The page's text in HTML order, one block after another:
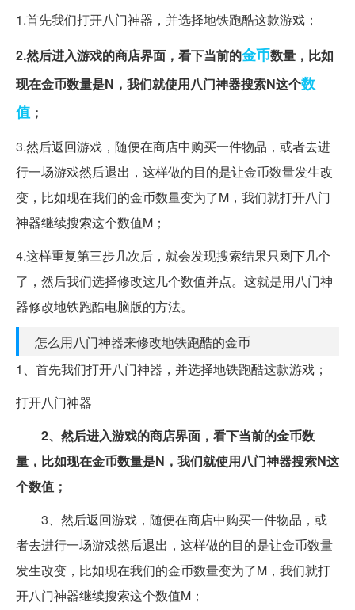
1.首先我们打开八门神器，并选择地铁跑酷这款游戏；
2.然后进入游戏的商店界面，看下当前的金币数量，比如
现在金币数量是N，我们就使用八门神器搜索N这个数
值 ；
3.然后返回游戏，随便在商店中购买一件物品，或者去进
行一场游戏然后退出，这样做的目的是让金币数量发生改
变，比如现在我们的金币数量变为了M，我们就打开八门
神器继续搜索这个数值M；
4.这样重复第三步几次后，就会发现搜索结果只剩下几个
了，然后我们选择修改这几个数值并点。这就是用八门神
器修改地铁跑酷电脑版的方法。
怎么用八门神器来修改地铁跑酷的金币
1、首先我们打开八门神器，并选择地铁跑酷这款游戏；
打开八门神器
2、然后进入游戏的商店界面，看下当前的金币数
量，比如现在金币数量是N，我们就使用八门神器搜索N这
个数值；
3、然后返回游戏，随便在商店中购买一件物品，或
者去进行一场游戏然后退出，这样做的目的是让金币数量
发生改变，比如现在我们的金币数量变为了M，我们就打
开八门神器继续搜索这个数值M；